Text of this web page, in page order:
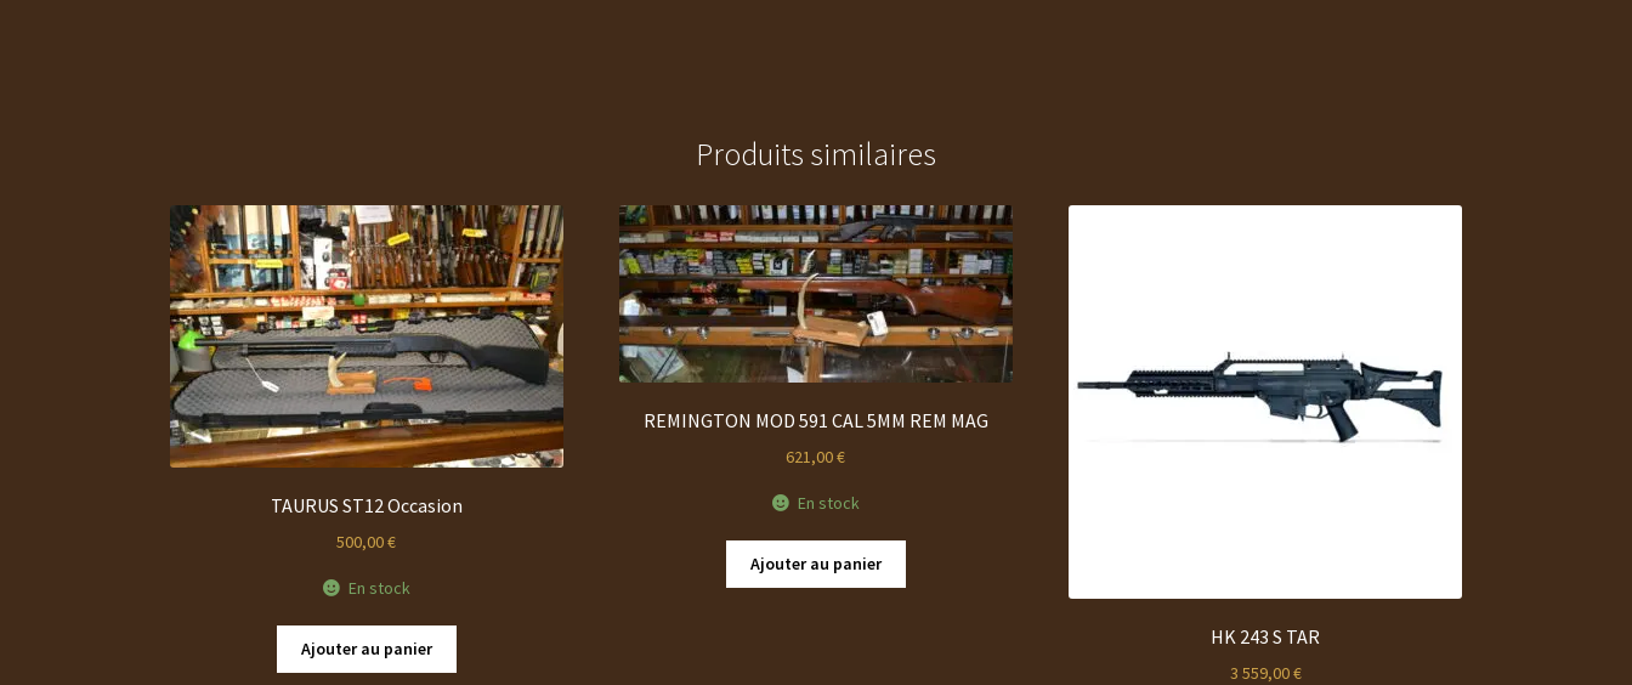
Produits similaires
TAURUS ST12 Occasion
500,00€
En stock
Ajouter au panier
REMINGTON MOD 591 CAL 5MM REM MAG
621,00€
En stock
Ajouter au panier
HK 243 S TAR
3 559,00€